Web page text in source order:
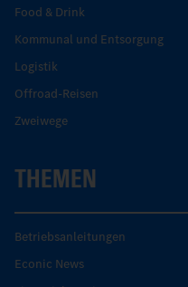
Food & Drink
Kommunal und Entsorgung
Logistik
Offroad-Reisen
Zweiwege
THEMEN
Betriebsanleitungen
Econic News